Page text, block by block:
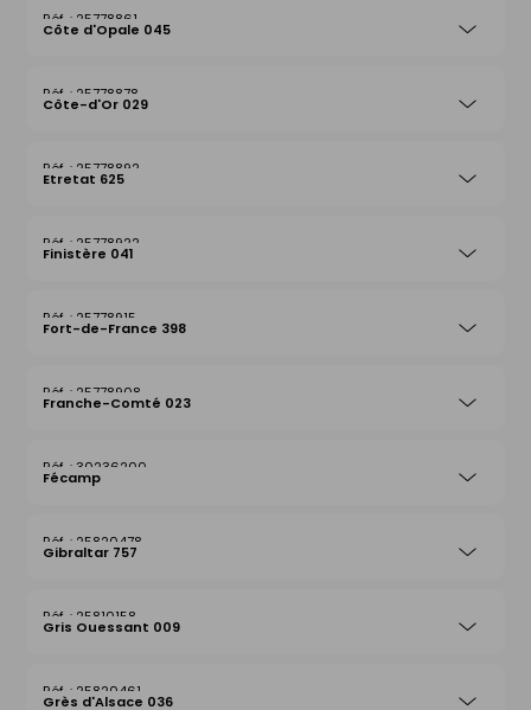
25778861
Côte d'Opale 045
25778878
Côte-d'Or 029
25778892
Etretat 625
25778922
Finistère 041
25778915
Fort-de-France 398
25778908
Franche-Comté 023
30236200
Fécamp
25820478
Gibraltar 757
25810158
Gris Ouessant 009
25820461
Grès d'Alsace 036